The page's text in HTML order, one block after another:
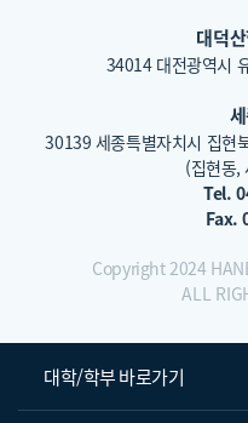
대덕
34014 대전광역시
30139 세종특별자치시 집현
(집현동,
Tel.
Fax.
Copyright 2024
ALL
대학/학부 바로가기